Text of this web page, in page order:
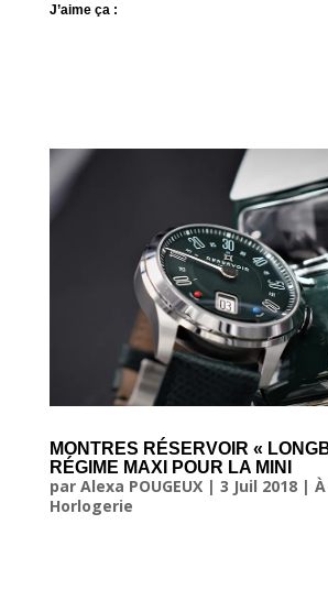
J’aime ça :
MONTRES RÉSERVOIR «
RÉGIME MAXI POUR LA MINI
par Alexa POUGEUX| 3 Juil 2018|
Horlogerie